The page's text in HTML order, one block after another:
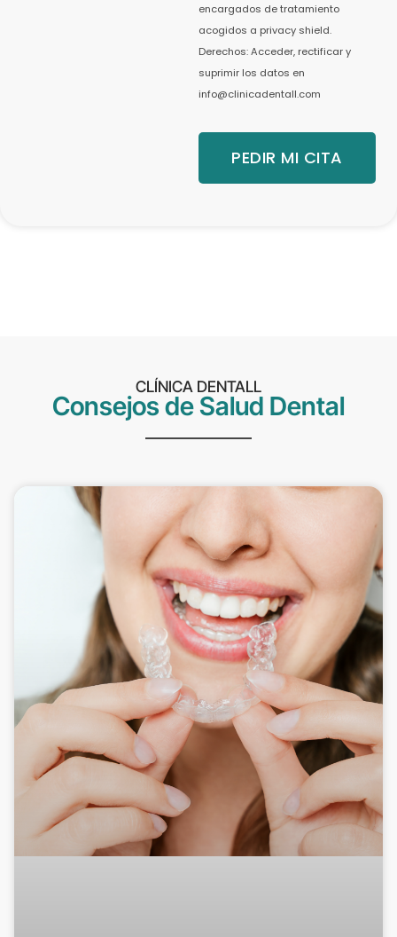
encargados de tratamiento
acogidos a privacy shield.
Derechos: Acceder, rectificar y
suprimir los datos en
info@clinicadentall.com
PEDIR MI CITA
CLÍNICA DENTALL
Consejos de Salud Dental